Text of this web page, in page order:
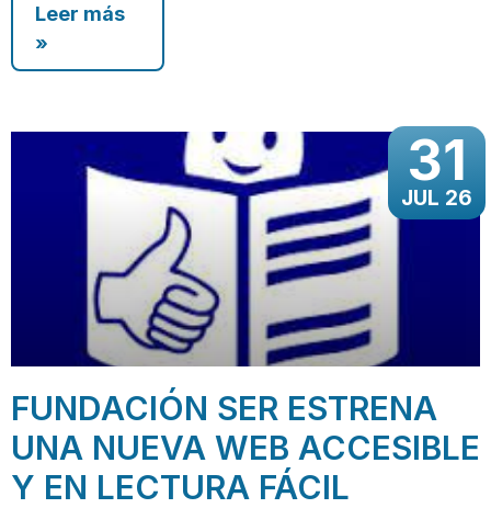
Leer más
»
31
JUL 26
FUNDACIÓN SER ESTRENA
UNA NUEVA WEB ACCESIBLE
Y EN LECTURA FÁCIL